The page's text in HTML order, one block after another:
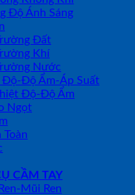
Độ Ánh Sáng
Đất
Khí
Nước
Độ Ẩm-Áp Suất
Độ-Độ Ẩm
Ngọt
Toàn
CẦM TAY
Mũi Ren